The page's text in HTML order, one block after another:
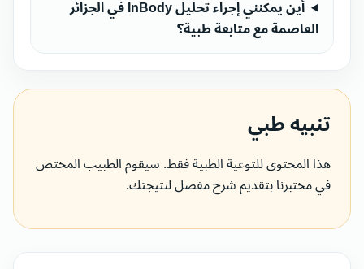
أين يمكنني إجراء تحليل InBody في الجزائر
العاصمة مع متابعة طبية؟
تنبيه طبي
هذا المحتوى للتوعية الطبية فقط. سيقوم الطبيب المختص
في مختبرنا بتقديم شرح مفصل لنتيجتك.